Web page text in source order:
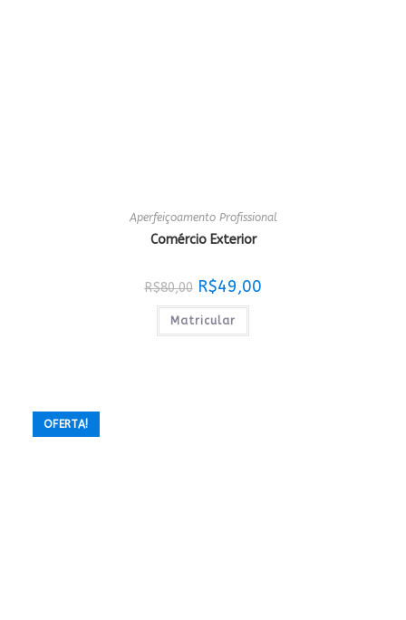
Aperfeiçoamento Profissional
Comércio Exterior
R$80,00 O
preço
original
era:
R$80,00.
R$49,00O
Matricular
OFERTA!